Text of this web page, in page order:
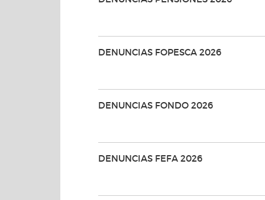
DENUNCIAS FOPESCA 2026
DENUNCIAS FONDO 2026
DENUNCIAS FEFA 2026